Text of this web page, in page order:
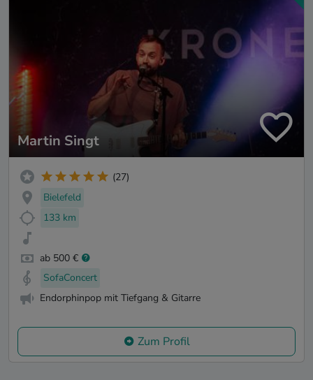
Martin Singt
(27)
Bielefeld
133 km
ab 500 €
SofaConcert
Endorphinpop mit Tiefgang & Gitarre
Zum Profil